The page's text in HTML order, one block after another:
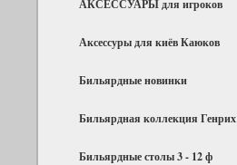
АКСЕССУАРЫ для игроков
Аксессуры для киёв Каюков
Бильярдные новинки
Бильярдная коллекция Генрих
Бильярдные столы 3 - 12 ф